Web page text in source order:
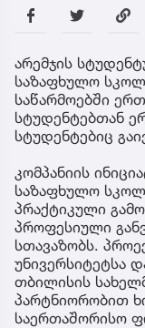
არემჯის
საზაფხულო
საწარმოებში
სტუდენტებთან
სტუდენტებიც
კომპანიის
საზაფხულო
პრაქტიკული
პროფესიული
სთავაზობს.
უნივერსიტეტსა
თბილისის
პარტნიორობით
საერთაშორისო